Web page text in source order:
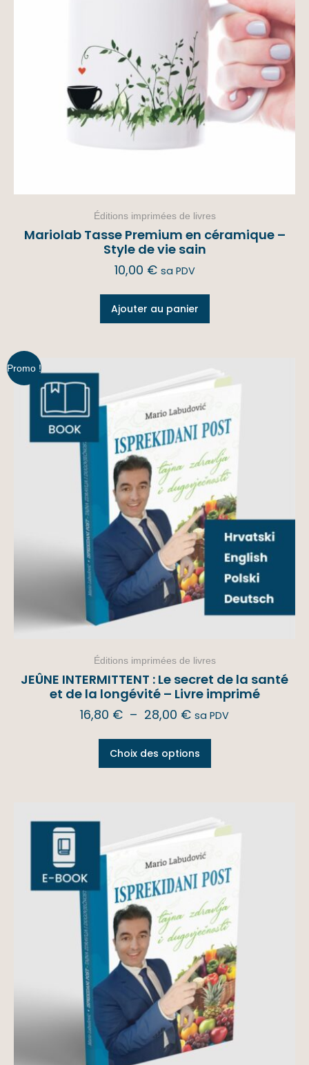
Éditions imprimées de livres
Mariolab Tasse Premium en céramique –
Style de vie sain
10,00 € sa PDV
Ajouter au panier
Promo !
Éditions imprimées de livres
JEÛNE INTERMITTENT : Le secret de la santé
et de la longévité – Livre imprimé
16,80 € – 28,00 € sa PDV
Choix des options